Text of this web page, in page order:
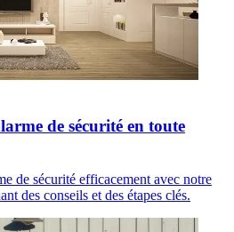
de sécurité en toute
de sécurité efficacement avec notre
des conseils et des étapes clés.